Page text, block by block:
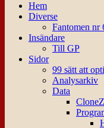
Hem
Diverse
Fantomen nr
Insändare
Till GP
Sidor
99 sätt att
Analysarkiv
Data